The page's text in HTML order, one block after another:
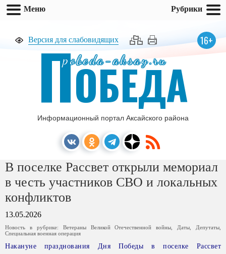
Версия для слабовидящих 16+
pobeda-aksay.ru
ПОБЕДА
Информационный портал Аксайского района
В поселке Рассвет открыли мемориал
в честь участников СВО и локальных
конфликтов
13.05.2026
Новость в рубрике: Ветераны Великой Отечественной войны Даты Депутаты
Специальная военная операция
Накануне празднования Дня Победы в поселке Рассвет
Меню Рубрики